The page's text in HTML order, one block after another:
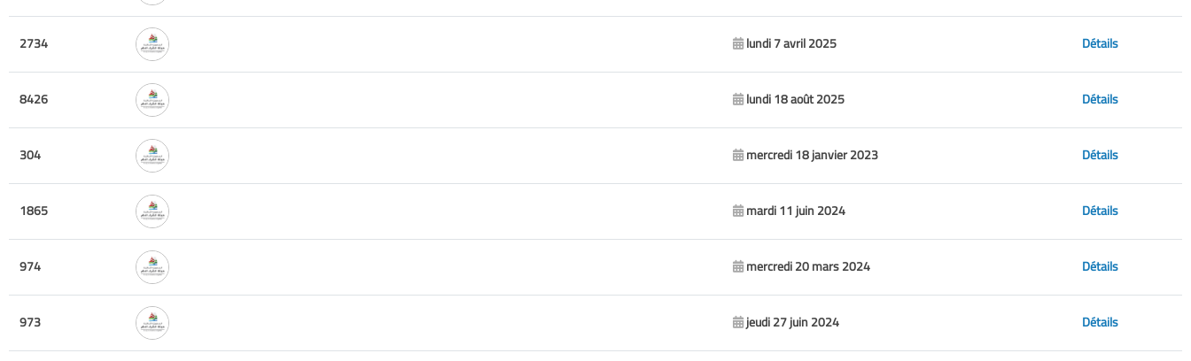
2734 lundi 7 avril 2025 Détails
8426 lundi 18 août 2025 Détails
304 mercredi 18 janvier 2023 Détails
1865 mardi 11 juin 2024 Détails
974 mercredi 20 mars 2024 Détails
973 jeudi 27 juin 2024 Détails